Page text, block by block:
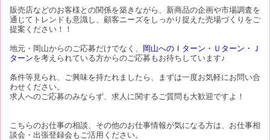
販売店などのお客様との関係を築きながら、新商品の企画や市場調査を
通じてトレンドも意識し、顧客ニーズをしっかり捉えた売場づくりをご
提案ください！！
地元・岡山からのご応募だけでなく、
岡山へのＩターン・Ｕターン・Ｊ
ターンを考えられている方からのご応募もお待ちしています♪
条件等見られ、ご興味を持たれましたら、まずは一度お気軽にお問い合
わせください。
求人へのご応募のみならず、求人に関するご質問も大歓迎ですよ！
こちらのお仕事の相談、その他のお仕事情報が気になる方は、お仕事相
談会・出張登録会もご活用ください。